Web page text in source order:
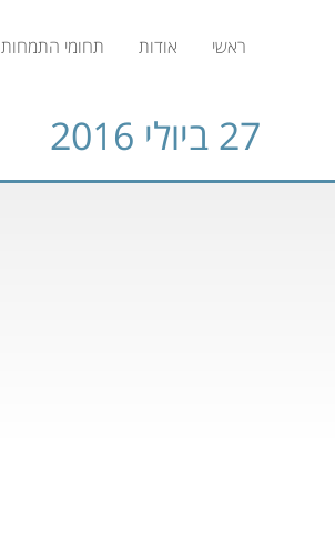
ראשי אודות תחומי התמחות
27 ביולי 2016